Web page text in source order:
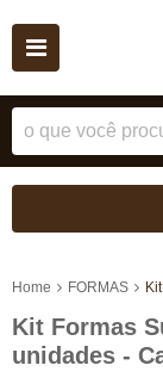
Home FORMAS
Kit Formas
unidades -